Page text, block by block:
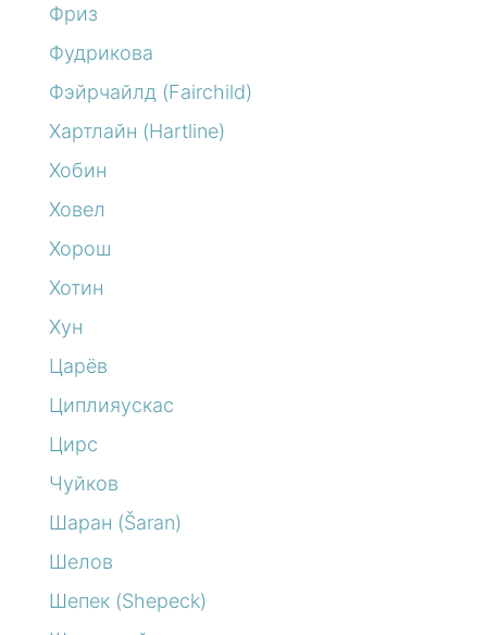
Фриз
Фудрикова
Фэйрчайлд (Fairchild)
Хартлайн (Hartline)
Хобин
Ховел
Хорош
Хотин
Хун
Царёв
Циплияускас
Цирс
Чуйков
Шаран (Šaran)
Шелов
Шепек (Shepeck)